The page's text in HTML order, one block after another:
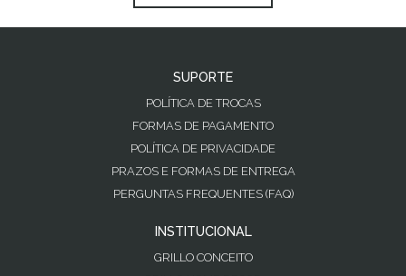
SUPORTE
POLÍTICA DE TROCAS
FORMAS DE PAGAMENTO
POLÍTICA DE PRIVACIDADE
PRAZOS E FORMAS DE ENTREGA
PERGUNTAS FREQUENTES (FAQ)
INSTITUCIONAL
GRILLO CONCEITO